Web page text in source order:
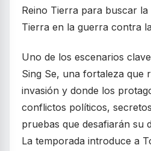
Reino Tierra para buscar la
Tierra en la guerra contra
Uno de los escenarios
Sing Se, una fortaleza que
invasión y donde los
conflictos políticos,
pruebas que desafiarán su
La temporada introduce a